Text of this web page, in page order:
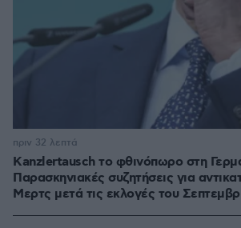
Kanzlertausch το φθινόπωρο στη
Παρασκηνιακές συζητήσεις για
Μερτς μετά τις εκλογές του
πριν 32 λεπτά